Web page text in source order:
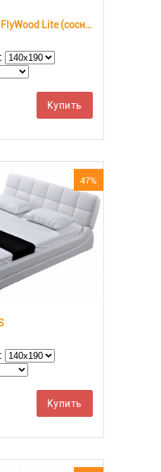
Парящая кровать FlyWood Lite (сосна)
Купить
47%
Купить